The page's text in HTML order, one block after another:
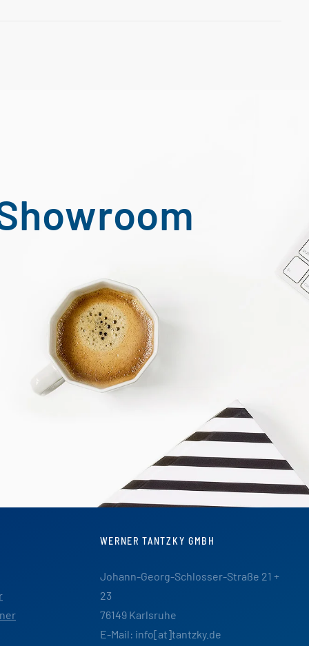
WERNER TANTZKY GMBH
Johann-Georg-Schlosser-Straße 21 +
23
76149 Karlsruhe
E-Mail: info[at]tantzky.de